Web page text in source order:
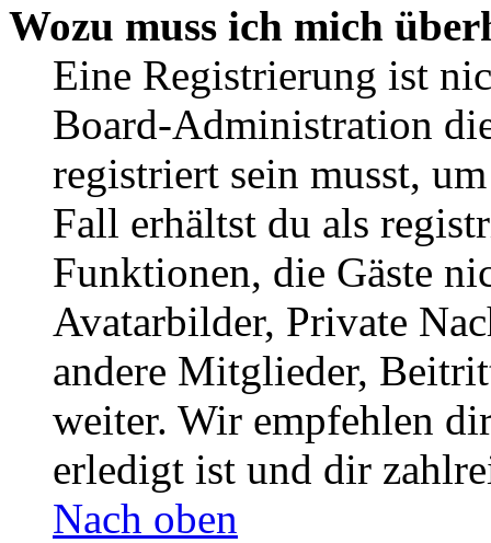
Wozu muss ich mich
Eine Registrierung ist
Board-Administration
registriert sein musst,
Fall erhältst du als
Funktionen, die Gäste
Avatarbilder, Private
andere Mitglieder,
weiter. Wir empfehlen
erledigt ist und dir
Nach oben